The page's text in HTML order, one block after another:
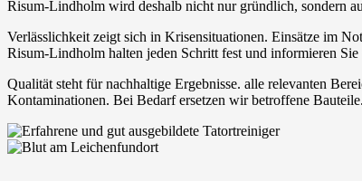
Risum-Lindholm wird deshalb nicht nur gründlich, sondern
Verlässlichkeit zeigt sich in Krisensituationen. Einsätze im
Risum-Lindholm halten jeden Schritt fest und informieren
Qualität steht für nachhaltige Ergebnisse. alle relevanten
Kontaminationen. Bei Bedarf ersetzen wir betroffene